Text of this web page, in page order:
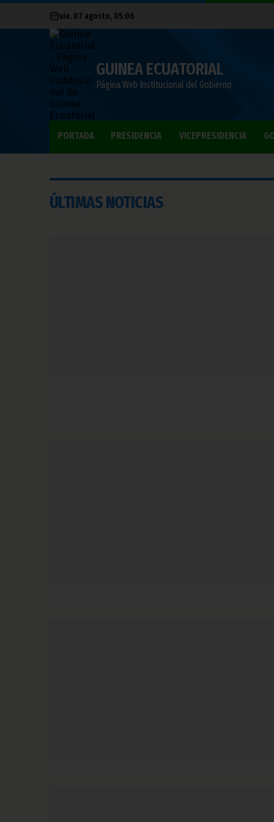
vie. 07 agosto, 05:06
GUINEA ECUATORIAL
Página Web Institucional del Gobierno
PORTADA PRESIDENCIA VICEPRESIDENCIA
ÚLTIMAS NOTICIAS